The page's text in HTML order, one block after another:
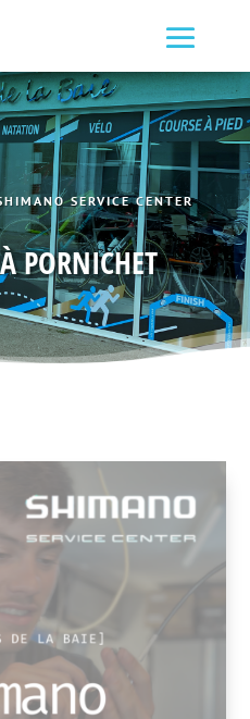
SERVICE CENTER
PORNICHET